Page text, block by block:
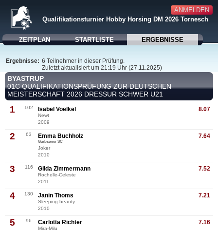
ANMELDEN
Qualifikationsturnier Hobby Horsing DM 2026 Tornesch
ZEITPLAN STARTLISTE ERGEBNISSE
Ergebnisse: 6 Teilnehmer in dieser Prüfung.
Zuletzt aktualisiert um 21:19 Uhr (27.11.2025)
BYASTRUP
01C QUALIFIKATIONSPRÜFUNG ZUR DEUTSCHEN
MEISTERSCHAFT 2026 DRESSUR SCHWER U21
1 102 8.07
Isabel Voelkel
Newt
2009
2 63 7.64
Emma Buchholz
Garbsener SC
Joker
2010
3 116 7.52
Gilda Zimmermann
Rochelle-Celeste
2011
4 130 7.21
Janin Thoms
Sleeping beauty
2010
5 96 7.16
Carlotta Richter
Mira-Milu